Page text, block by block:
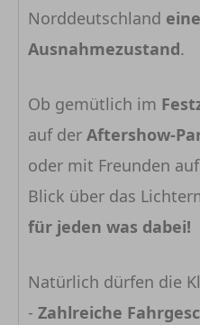
Norddeutschland
Ausnahmezustand.
Ob gemütlich im
auf der Aftershow-
oder mit Freunden
Blick über das
für jeden was dabei!
Natürlich dürfen die
- Zahlreiche